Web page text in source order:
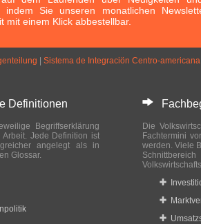
indem Sie unseren monatlichen
mit einem Klick abbestellbar.
Sistema de Integraciön Centro-
Definitionen
Begriffserklärung
Arbeit. Jede Definition ist
angelegt als in
Glossar.
Die
Fachtermini
werden. Viele